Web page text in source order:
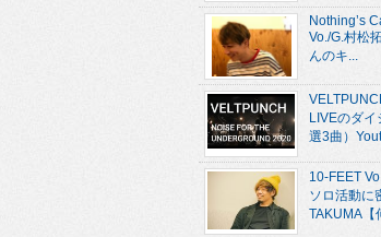
Nothing’s
Vo./G.村松
んのキ...
LIVEのダ
選3曲）
10-FEET
ソロ活動に
TAKUMA【